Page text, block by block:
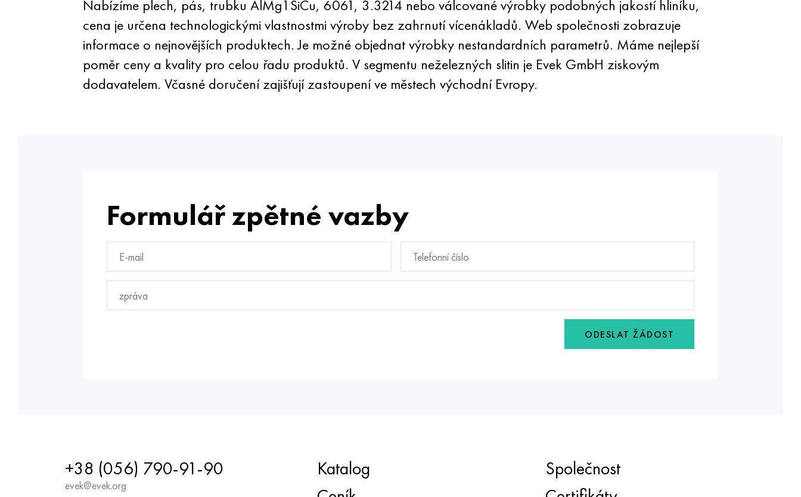
Nabízíme plech, pás, trubku AlMg1SiCu, 6061, 3.3214 nebo válcované výrobky podobných jakostí hliníku,
cena je určena technologickými vlastnostmi výroby bez zahrnutí vícenákladů. Web společnosti zobrazuje
informace o nejnovějších produktech. Je možné objednat výrobky nestandardních parametrů. Máme nejlepší
poměr ceny a kvality pro celou řadu produktů. V segmentu neželezných slitin je Evek GmbH ziskovým
dodavatelem. Včasné doručení zajišťují zastoupení ve městech východní Evropy.
Formulář zpětné vazby
ODESLAT ŽÁDOST
+38 (056) 790-91-90
evek@evek.org
Katalog
Společnost